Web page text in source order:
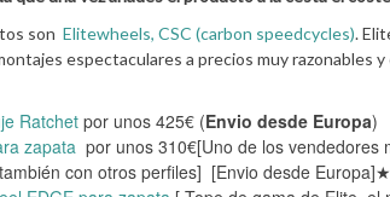
son Elitewheels, CSC (carbon speedcycles).
espectaculares a precios muy razonables
Ratchetpor unos 425€ (Envio desde Europa)
zapata por unos 310€[Uno de los
con otros perfiles] [Envio desde